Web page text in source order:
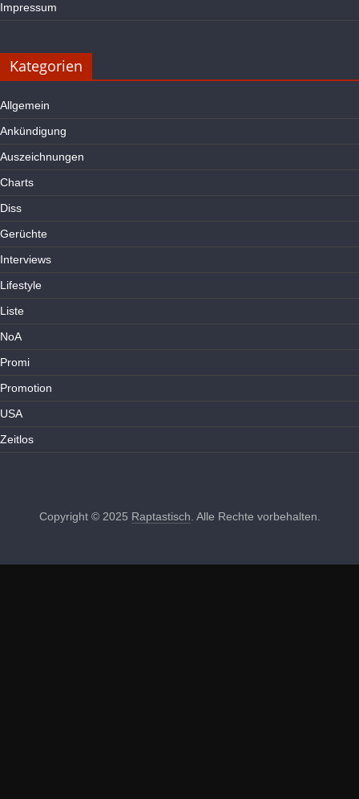
Impressum
Kategorien
Allgemein
Ankündigung
Auszeichnungen
Charts
Diss
Gerüchte
Interviews
Lifestyle
Liste
NoA
Promi
Promotion
USA
Zeitlos
Copyright © 2025 Raptastisch. Alle Rechte vorbehalten.